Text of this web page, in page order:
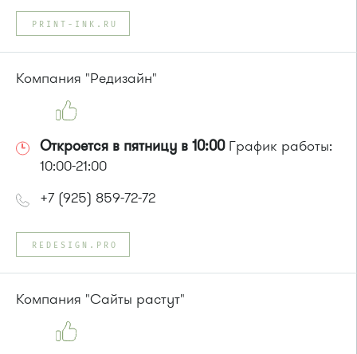
Автобусы № 5, 14, 19, 22, 400к.
Маршрутка № 419м, 460м, 476м, 707м
или до остановки"Дежурная аптека":
Маршрутка № 164, 417м, 460м, 479м, 707м
PRINT-INK.RU
Компания "Редизайн"
Откроется в пятницу в 10:00График работы:
10:00-21:00
+7 (925) 859-72-72
REDESIGN.PRO
Компания "Сайты растут"